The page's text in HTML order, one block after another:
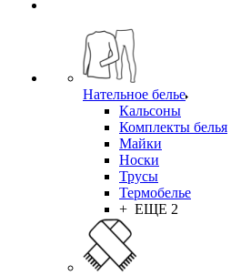
Нательное белье
Кальсоны
Комплекты белья
Майки
Носки
Трусы
Термобелье
+ ЕЩЕ 2